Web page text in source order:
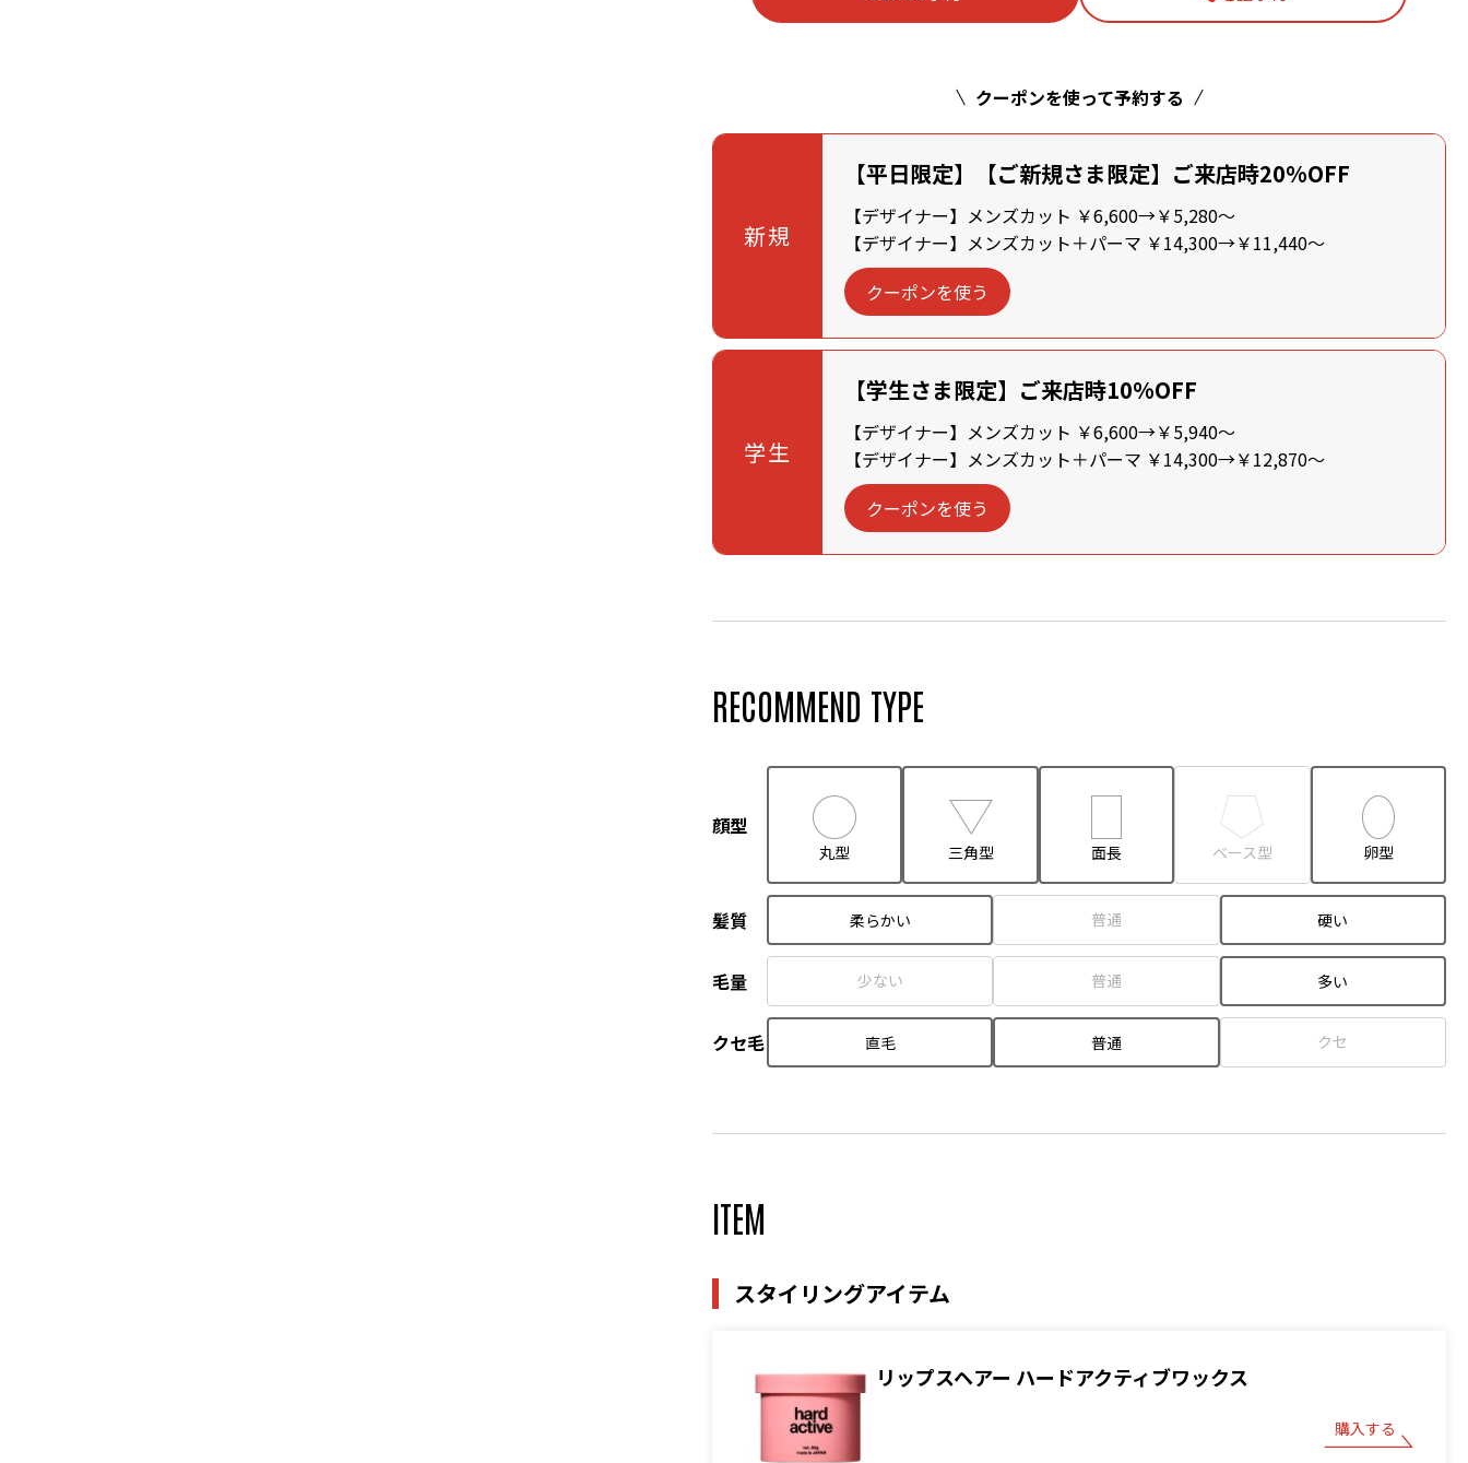
クーポンを使って予約する
新規
【平日限定】【ご新規さま限定】ご来店時20%OFF
【デザイナー】メンズカット ￥6,600→￥5,280～
【デザイナー】メンズカット＋パーマ ￥14,300→￥11,440～
クーポンを使う
学生
【学生さま限定】ご来店時10%OFF
【デザイナー】メンズカット ￥6,600→￥5,940～
【デザイナー】メンズカット＋パーマ ￥14,300→￥12,870～
クーポンを使う
RECOMMEND TYPE
顔型
丸型 三角型 面長 ベース型 卵型
髪質 柔らかい 普通 硬い
毛量 少ない 普通 多い
クセ毛 直毛 普通 クセ
ITEM
スタイリングアイテム
リップスヘアー ハードアクティブワックス
購入する